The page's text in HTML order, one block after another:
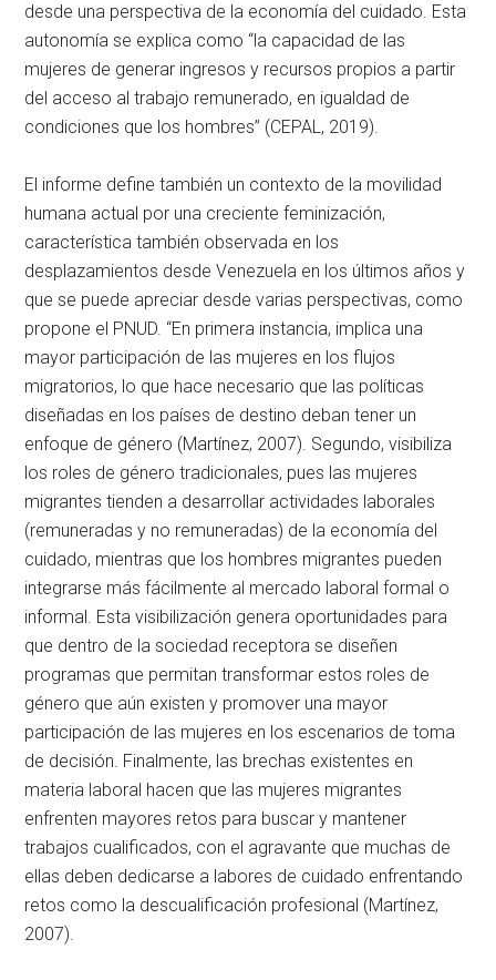
desde una perspectiva de la economía del cuidado. Esta
autonomía se explica como “la capacidad de las
mujeres de generar ingresos y recursos propios a partir
del acceso al trabajo remunerado, en igualdad de
condiciones que los hombres” (CEPAL, 2019).
El informe define también un contexto de la movilidad
humana actual por una creciente feminización,
característica también observada en los
desplazamientos desde Venezuela en los últimos años y
que se puede apreciar desde varias perspectivas, como
propone el PNUD. “En primera instancia, implica una
mayor participación de las mujeres en los flujos
migratorios, lo que hace necesario que las políticas
diseñadas en los países de destino deban tener un
enfoque de género (Martínez, 2007). Segundo, visibiliza
los roles de género tradicionales, pues las mujeres
migrantes tienden a desarrollar actividades laborales
(remuneradas y no remuneradas) de la economía del
cuidado, mientras que los hombres migrantes pueden
integrarse más fácilmente al mercado laboral formal o
informal. Esta visibilización genera oportunidades para
que dentro de la sociedad receptora se diseñen
programas que permitan transformar estos roles de
género que aún existen y promover una mayor
participación de las mujeres en los escenarios de toma
de decisión. Finalmente, las brechas existentes en
materia laboral hacen que las mujeres migrantes
enfrenten mayores retos para buscar y mantener
trabajos cualificados, con el agravante que muchas de
ellas deben dedicarse a labores de cuidado enfrentando
retos como la descualificación profesional (Martínez,
2007).